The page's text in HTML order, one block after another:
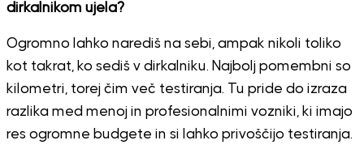
dirkalnikom ujela?
Ogromno lahko narediš na sebi, ampak nikoli toliko
kot takrat, ko sediš v dirkalniku. Najbolj pomembni so
kilometri, torej čim več testiranja. Tu pride do izraza
razlika med menoj in profesionalnimi vozniki, ki imajo
res ogromne budgete in si lahko privoščijo testiranja.